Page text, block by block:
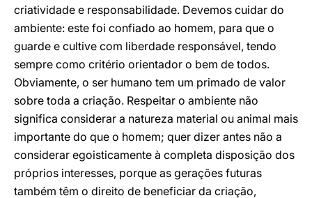
criatividade e responsabilidade. Devemos cuidar do
ambiente: este foi confiado ao homem, para que o
guarde e cultive com liberdade responsável, tendo
sempre como critério orientador o bem de todos.
Obviamente, o ser humano tem um primado de valor
sobre toda a criação. Respeitar o ambiente não
significa considerar a natureza material ou animal mais
importante do que o homem; quer dizer antes não a
considerar egoisticamente à completa disposição dos
próprios interesses, porque as gerações futuras
também têm o direito de beneficiar da criação,